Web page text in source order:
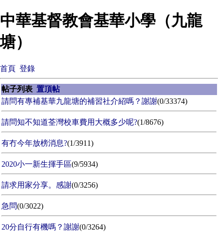
中華基督教會基華小學（九龍
塘）
首頁 登錄
帖子列表 置頂帖
請問有專補基華九龍塘的補習社介紹嗎？謝謝(0/33374)
請問知不知道荃灣校車費用大概多少呢?(1/8676)
有冇今年放榜消息?(1/3911)
2020小一新生揮手區(9/5934)
請求用家分享。感謝(0/3256)
急問(0/3022)
20分自行有機嗎？謝謝(0/3264)